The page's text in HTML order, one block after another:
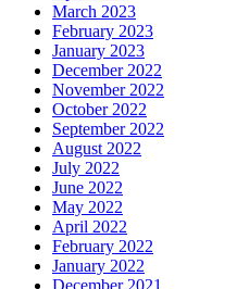
March 2023
February 2023
January 2023
December 2022
November 2022
October 2022
September 2022
August 2022
July 2022
June 2022
May 2022
April 2022
February 2022
January 2022